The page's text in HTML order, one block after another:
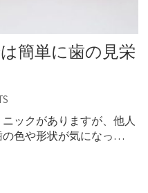
簡単に歯の見栄
ックがありますが、他人
の色や形状が気になっ…